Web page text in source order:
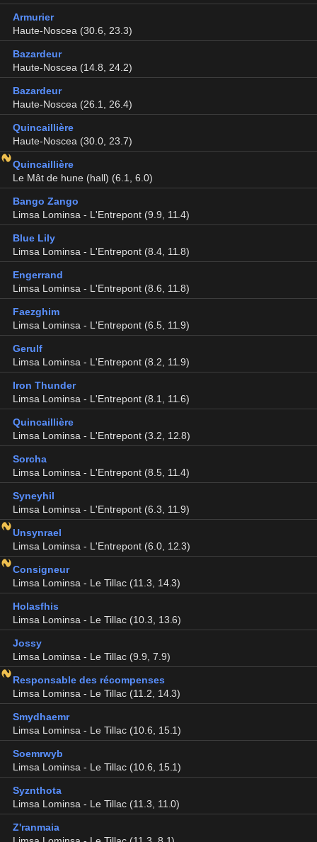
Armurier
Haute-Noscea (30.6, 23.3)
Bazardeur
Haute-Noscea (14.8, 24.2)
Bazardeur
Haute-Noscea (26.1, 26.4)
Quincaillière
Haute-Noscea (30.0, 23.7)
Quincaillière
Le Mât de hune (hall) (6.1, 6.0)
Bango Zango
Limsa Lominsa - L'Entrepont (9.9, 11.4)
Blue Lily
Limsa Lominsa - L'Entrepont (8.4, 11.8)
Engerrand
Limsa Lominsa - L'Entrepont (8.6, 11.8)
Faezghim
Limsa Lominsa - L'Entrepont (6.5, 11.9)
Gerulf
Limsa Lominsa - L'Entrepont (8.2, 11.9)
Iron Thunder
Limsa Lominsa - L'Entrepont (8.1, 11.6)
Quincaillière
Limsa Lominsa - L'Entrepont (3.2, 12.8)
Sorcha
Limsa Lominsa - L'Entrepont (8.5, 11.4)
Syneyhil
Limsa Lominsa - L'Entrepont (6.3, 11.9)
Unsynrael
Limsa Lominsa - L'Entrepont (6.0, 12.3)
Consigneur
Limsa Lominsa - Le Tillac (11.3, 14.3)
Holasfhis
Limsa Lominsa - Le Tillac (10.3, 13.6)
Jossy
Limsa Lominsa - Le Tillac (9.9, 7.9)
Responsable des récompenses
Limsa Lominsa - Le Tillac (11.2, 14.3)
Smydhaemr
Limsa Lominsa - Le Tillac (10.6, 15.1)
Soemrwyb
Limsa Lominsa - Le Tillac (10.6, 15.1)
Syznthota
Limsa Lominsa - Le Tillac (11.3, 11.0)
Z'ranmaia